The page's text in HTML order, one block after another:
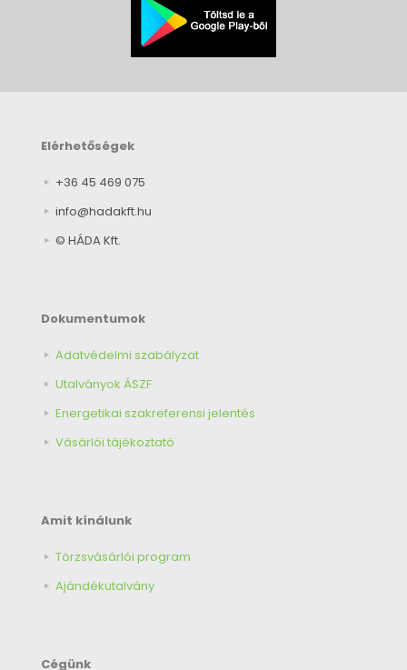
Elérhetőségek
+36 45 469 075
info@hadakft.hu
© HÁDA Kft.
Dokumentumok
Adatvédelmi szabályzat
Utalványok ÁSZF
Energetikai szakreferensi jelentés
Vásárlói tájékoztató
Amit kínálunk
Törzsvásárlói program
Ajándékutalvány
Cégünk